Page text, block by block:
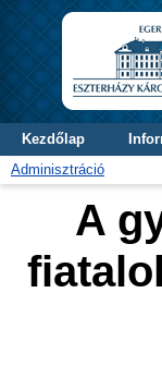
Kezdőlap
Adminisztráció
A